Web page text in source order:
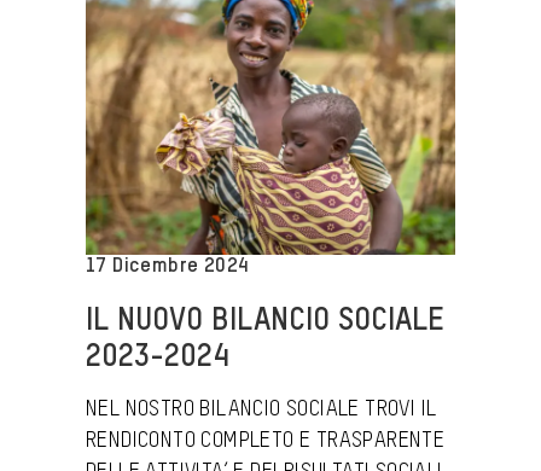
17 Dicembre 2024
IL NUOVO BILANCIO SOCIALE
2023-2024
NEL NOSTRO BILANCIO SOCIALE TROVI IL
RENDICONTO COMPLETO E TRASPARENTE